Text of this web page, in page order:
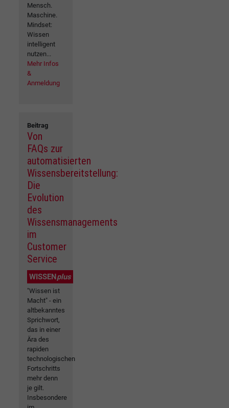
Mensch.
Maschine.
Mindset:
Wissen
intelligent
nutzen...
Mehr Infos
&
Anmeldung
Beitrag
Von
FAQs zur
automatisierten
Wissensbereitstellung:
Die
Evolution
des
Wissensmanagements
im
Customer
Service
WISSENplus
"Wissen ist
Macht" - ein
altbekanntes
Sprichwort,
das in einer
Ära des
rapiden
technologischen
Fortschritts
mehr denn
je gilt.
Insbesondere